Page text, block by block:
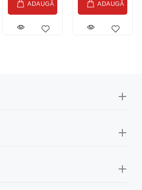
ADAUGĂ ADAUGĂ